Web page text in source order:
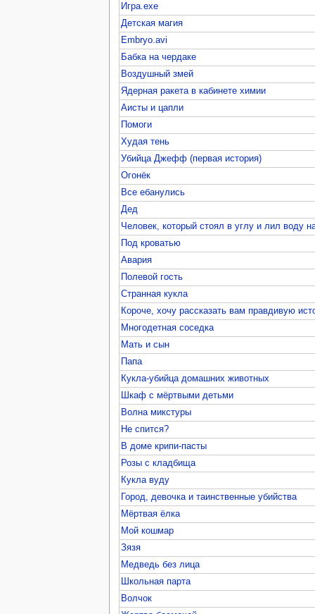
Игра.exe
Детская магия
Embryo.avi
Бабка на чердаке
Воздушный змей
Ядерная ракета в кабинете химии
Аисты и цапли
Помоги
Худая тень
Убийца Джефф (первая история)
Огонёк
Все ебанулись
Дед
Человек, который стоял в углу и лил воду
Под кроватью
Авария
Полевой гость
Странная кукла
Короче, хочу рассказать вам правдивую
Многодетная соседка
Мать и сын
Папа
Кукла-убийца домашних животных
Шкаф с мёртвыми детьми
Волна микстуры
Не спится?
В доме крипи-пасты
Розы с кладбища
Кукла вуду
Город, девочка и таинственные убийства
Мёртвая ёлка
Мой кошмар
Зязя
Медведь без лица
Школьная парта
Волчок